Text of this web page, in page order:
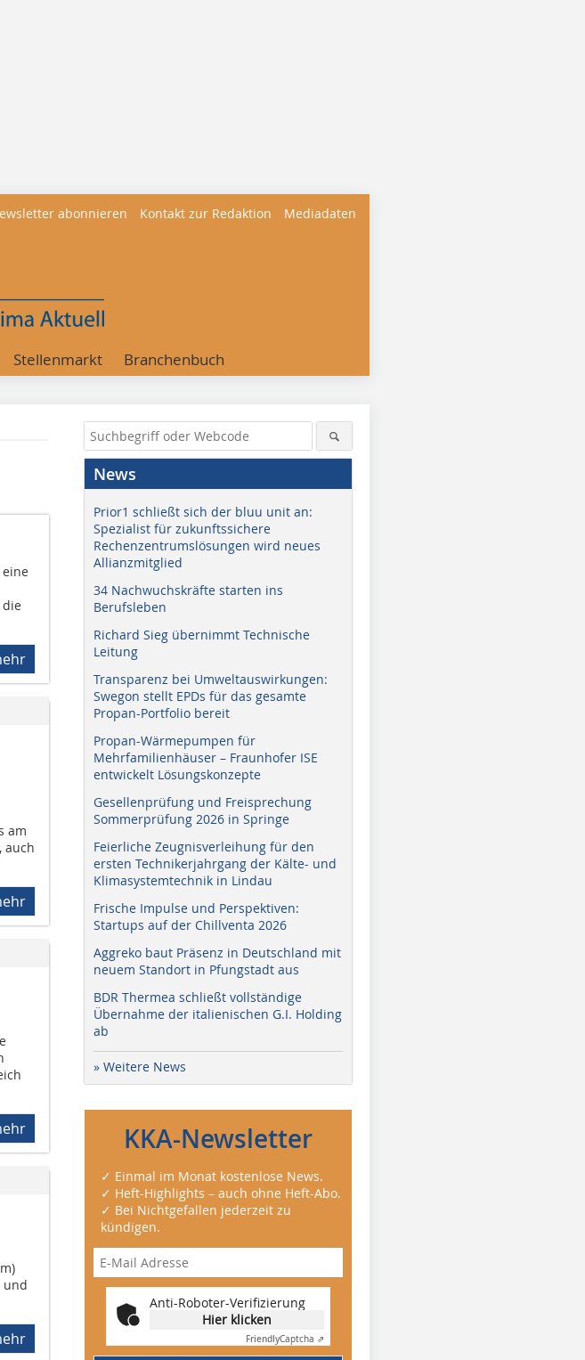
abonnieren Kontakt zur Redaktion Mediadaten
Stellenmarkt Branchenbuch
am
auch
und
News
Prior1 schließt sich der bluu unit an:
Spezialist für zukunftssichere
Rechenzentrumslösungen wird neues
Allianzmitglied
34 Nachwuchskräfte starten ins
Berufsleben
Richard Sieg übernimmt Technische
Leitung
Transparenz bei Umweltauswirkungen:
Swegon stellt EPDs für das gesamte
Propan-Portfolio bereit
Propan-Wärmepumpen für
Mehrfamilienhäuser – Fraunhofer ISE
entwickelt Lösungskonzepte
Gesellenprüfung und Freisprechung
Sommerprüfung 2026 in Springe
Feierliche Zeugnisverleihung für den
ersten Technikerjahrgang der Kälte- und
Klimasystemtechnik in Lindau
Frische Impulse und Perspektiven:
Startups auf der Chillventa 2026
Aggreko baut Präsenz in Deutschland mit
neuem Standort in Pfungstadt aus
BDR Thermea schließt vollständige
Übernahme der italienischen G.I. Holding
ab
» Weitere News
KKA-Newsletter
✓ Einmal im Monat kostenlose News.
✓ Heft-Highlights – auch ohne Heft-Abo.
✓ Bei Nichtgefallen jederzeit zu
kündigen.
Anti-Roboter-Verifizierung
Hier klicken
FriendlyCaptcha ⇗